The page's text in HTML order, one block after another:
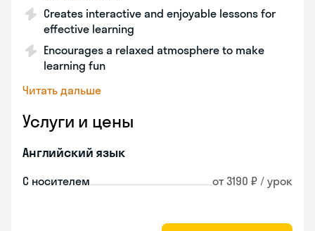
Creates interactive and enjoyable lessons for
effective learning
Encourages a relaxed atmosphere to make
learning fun
Читать дальше
Услуги и цены
Английский язык
С носителем от 3190 ₽ / урок